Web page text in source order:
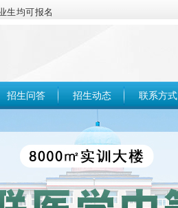
生均可报名
招生问答 招生动态 联系方式